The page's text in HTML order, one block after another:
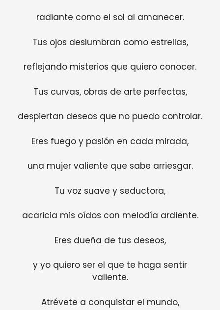
radiante como el sol al amanecer.
Tus ojos deslumbran como estrellas,
reflejando misterios que quiero conocer.
Tus curvas, obras de arte perfectas,
despiertan deseos que no puedo controlar.
Eres fuego y pasión en cada mirada,
una mujer valiente que sabe arriesgar.
Tu voz suave y seductora,
acaricia mis oídos con melodía ardiente.
Eres dueña de tus deseos,
y yo quiero ser el que te haga sentir
valiente.
Atrévete a conquistar el mundo,